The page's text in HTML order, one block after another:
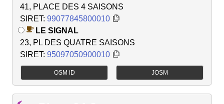
41, PLACE DES 4 SAISONS
SIRET: 99077845800010
LE SIGNAL
23, PL DES QUATRE SAISONS
SIRET: 95097050900010
OSM iD JOSM